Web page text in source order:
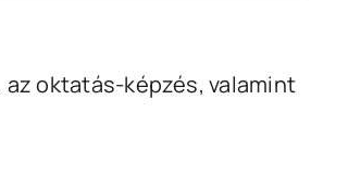
az oktatás-képzés, valamint